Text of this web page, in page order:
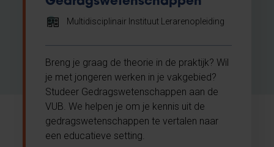
Multidisciplinair Instituut Lerarenopleiding
Breng je graag de theorie in de praktijk? Wil
je met jongeren werken in je vakgebied?
Studeer Gedragswetenschappen aan de
VUB. We helpen je om je kennis uit de
gedragswetenschappen te vertalen naar
een educatieve setting.